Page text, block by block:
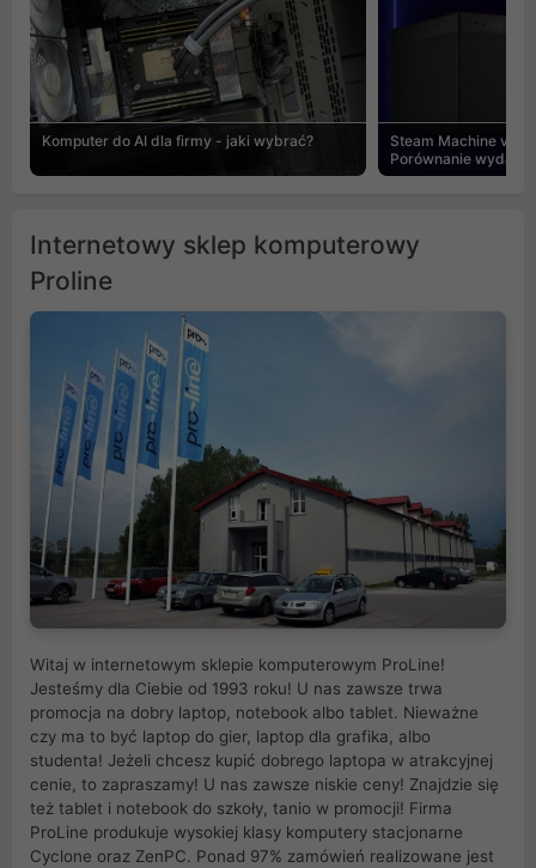
Komputer do AI dla firmy - jaki wybrać?
Steam Machine vs
Porównanie
Internetowy sklep komputerowy
Proline
Witaj w internetowym sklepie komputerowym ProLine!
Jesteśmy dla Ciebie od 1993 roku! U nas zawsze trwa
promocja na dobry laptop, notebook albo tablet. Nieważne
czy ma to być laptop do gier, laptop dla grafika, albo
studenta! Jeżeli chcesz kupić dobrego laptopa w atrakcyjnej
cenie, to zapraszamy! U nas zawsze niskie ceny! Znajdzie się
też tablet i notebook do szkoły, tanio w promocji! Firma
ProLine produkuje wysokiej klasy komputery stacjonarne
Cyclone oraz ZenPC. Ponad 97% zamówień realizowane jest